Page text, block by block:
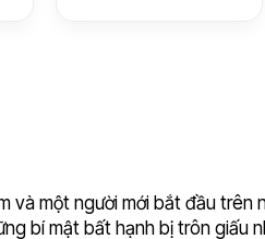
và một người mới bắt đầu trên
bí mật bất hạnh bị trôn giấu